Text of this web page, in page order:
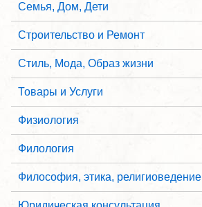
Семья, Дом, Дети
Строительство и Ремонт
Стиль, Мода, Образ жизни
Товары и Услуги
Физиология
Филология
Философия, этика, религиоведение